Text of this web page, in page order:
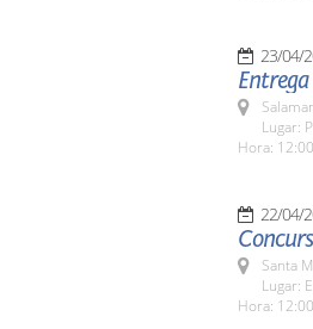
23/04/
Lugar:
Hora:
22/04/
Santa
Lugar:
Hora: